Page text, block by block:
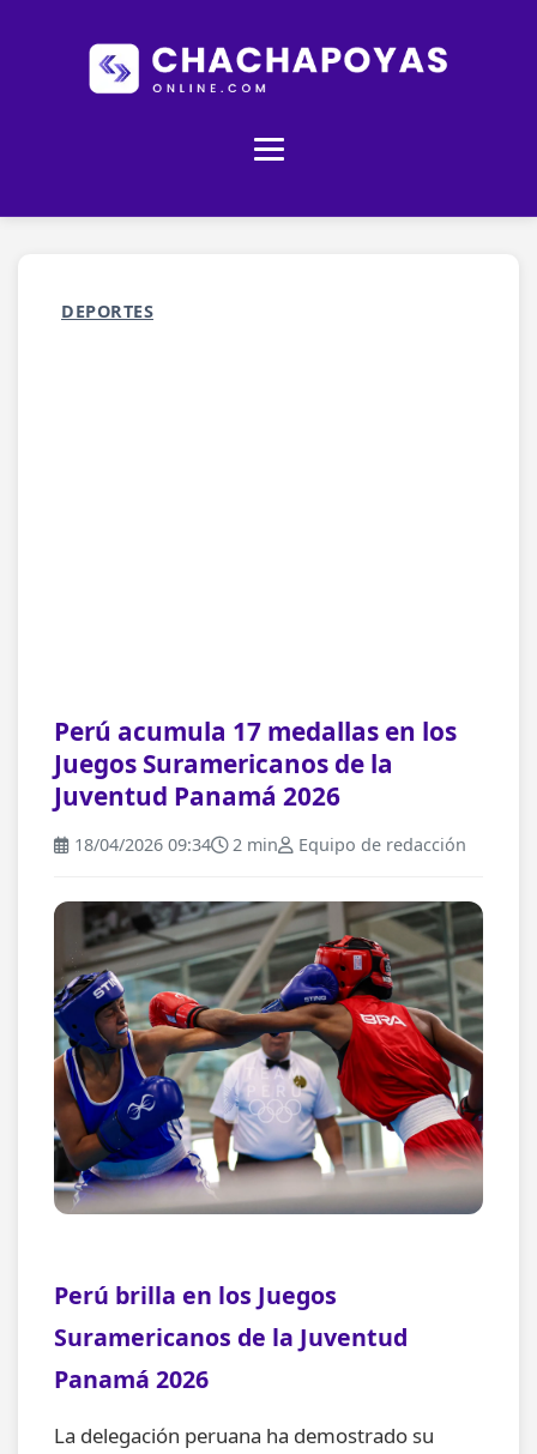
DEPORTES
Perú acumula 17 medallas en los
Juegos Suramericanos de la
Juventud Panamá 2026
18/04/2026 09:34 2 min Equipo de redacción
Perú brilla en los Juegos
Suramericanos de la Juventud
Panamá 2026
La delegación peruana ha demostrado su